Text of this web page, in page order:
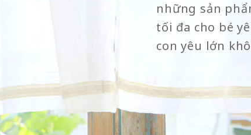
những sản
tối đa cho bé
con yêu lớn